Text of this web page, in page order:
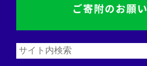
ご寄附のお願い